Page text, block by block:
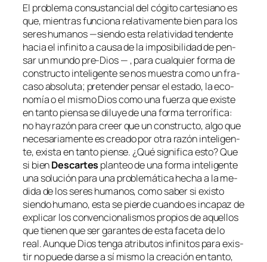
El pro­ble­ma con­sus­tan­cial del có­gi­to car­te­siano es
que, mien­tras fun­cio­na re­la­ti­va­men­te bien pa­ra los
se­res hu­ma­nos —sien­do es­ta re­la­ti­vi­dad ten­den­te
ha­cia el in­fi­ni­to a cau­sa de la im­po­si­bi­li­dad de pen­
sar un mun­do pre-Dios — , pa­ra cual­quier for­ma de
cons­truc­to in­te­li­gen­te se nos mues­tra co­mo un fra­
ca­so ab­so­lu­ta; pre­ten­der pen­sar el es­ta­do, la eco­
no­mía o el mis­mo Dios co­mo una fuer­za que exis­te
en tan­to pien­sa se di­lu­ye de una for­ma te­rro­rí­fi­ca:
no hay ra­zón pa­ra creer que un cons­truc­to, al­go que
ne­ce­sa­ria­men­te es crea­do por otra ra­zón in­te­li­gen­
te, exis­ta en tan­to pien­se. ¿Qué sig­ni­fi­ca es­to? Que
si bienDescartes plan­teo de una for­ma in­te­li­gen­te
una so­lu­ción pa­ra una pro­ble­má­ti­ca he­cha a la me­
di­da de los se­res hu­ma­nos, co­mo sa­ber si exis­to
sien­do hu­mano, es­ta se pier­de cuan­do es in­ca­paz de
ex­pli­car los con­ven­cio­na­lis­mos pro­pios de aque­llos
que tie­nen que ser ga­ran­tes de es­ta fa­ce­ta de lo
real. Aunque Dios ten­ga atri­bu­tos in­fi­ni­tos pa­ra exis­
tir no pue­de dar­se a sí mis­mo la crea­ción en tan­to,